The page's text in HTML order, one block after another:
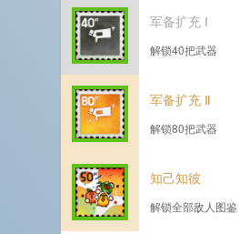
军备扩充 Ⅰ
解锁40把武器
军备扩充 Ⅱ
解锁80把武器
知己知彼
解锁全部敌人图鉴